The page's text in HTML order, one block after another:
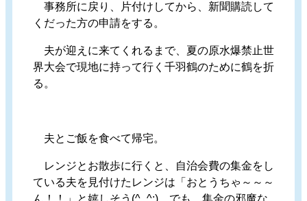
事務所に戻り、片付けしてから、新聞購読して
くだった方の申請をする。
夫が迎えに来てくれるまで、夏の原水爆禁止世
界大会で現地に持って行く千羽鶴のために鶴を折
る。
夫とご飯を食べて帰宅。
レンジとお散歩に行くと、自治会費の集金をし
ている夫を見付けたレンジは「おとうちゃ～～～
ん！！」と嬉しそう(^_^;) でも、集金の邪魔な